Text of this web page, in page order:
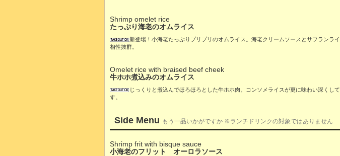
Shrimp omelet rice
たっぷり海老のオムライス
新登場！小海老たっぷりプリプリのオムライス。海老クリームソースとサフランラ
相性抜群。
Omelet rice with braised beef cheek
牛ホホ煮込みのオムライス
じっくりと煮込んでほろほろとした牛ホホ肉。コンソメライスが更に味わい深くし
す。
Side Menu もう一品いかがですか ※ランチドリンクの対象ではありません
Shrimp frit with bisque sauce
小海老のフリット オーロラソース